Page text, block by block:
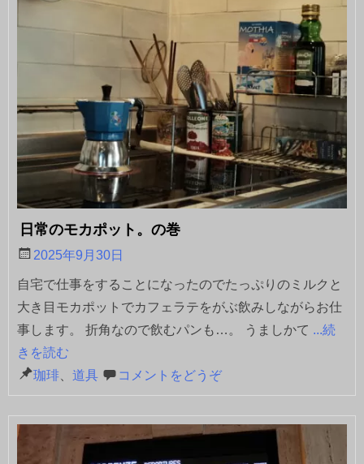
日常のモカポット。の巻
2025年9月30日
自宅で仕事をすることになったのでたっぷりのミルクと
大き目モカポットでカフェラテをがぶ飲みしながらお仕
事します。 折角なので飲むパンも…。 うましかて ...続
きを読む
珈琲
道具 コメントをどうぞ